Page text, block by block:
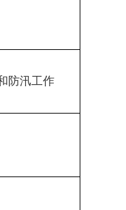
防汛工作